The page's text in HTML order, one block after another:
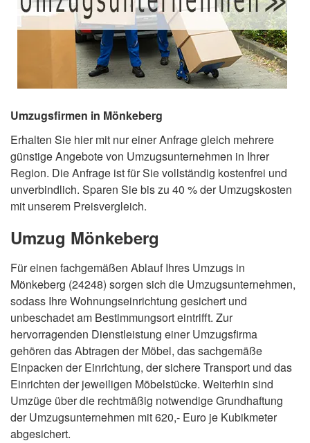
Umzugsfirmen in Mönkeberg
Erhalten Sie hier mit nur einer Anfrage gleich mehrere
günstige Angebote von Umzugsunternehmen in Ihrer
Region. Die Anfrage ist für Sie vollständig kostenfrei und
unverbindlich. Sparen Sie bis zu 40 % der Umzugskosten
mit unserem Preisvergleich.
Umzug Mönkeberg
Für einen fachgemäßen Ablauf Ihres Umzugs in
Mönkeberg (24248) sorgen sich die Umzugsunternehmen,
sodass Ihre Wohnungseinrichtung gesichert und
unbeschadet am Bestimmungsort eintrifft. Zur
hervorragenden Dienstleistung einer Umzugsfirma
gehören das Abtragen der Möbel, das sachgemäße
Einpacken der Einrichtung, der sichere Transport und das
Einrichten der jeweiligen Möbelstücke. Weiterhin sind
Umzüge über die rechtmäßig notwendige Grundhaftung
der Umzugsunternehmen mit 620,- Euro je Kubikmeter
abgesichert.